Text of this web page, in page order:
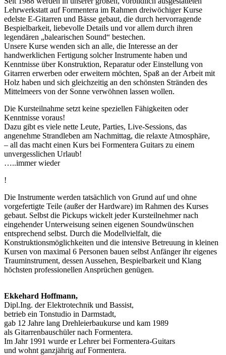
Lehrwerkstatt auf Formentera im Rahmen dreiwöchiger Kurse
edelste E-Gitarren und Bässe gebaut, die durch hervorragende
Bespielbarkeit, liebevolle Details und vor allem durch ihren
legendären „balearischen Sound“ bestechen.
Unsere Kurse wenden sich an alle, die Interesse an der
handwerklichen Fertigung solcher Instrumente haben und
Kenntnisse über Konstruktion, Reparatur oder Einstellung von
Gitarren erwerben oder erweitern möchten, Spaß an der Arbeit mit
Holz haben und sich gleichzeitig an den schönsten Stränden des
Mittelmeers von der Sonne verwöhnen lassen wollen.
Die Kursteilnahme setzt keine speziellen Fähigkeiten oder
Kenntnisse voraus!
Dazu gibt es viele nette Leute, Parties, Live-Sessions, das
angenehme Strandleben am Nachmittag, die relaxte Atmosphäre,
– all das macht einen Kurs bei Formentera Guitars zu einem
unvergesslichen Urlaub!
…..immer wieder
!
Die Instrumente werden tatsächlich von Grund auf und ohne
vorgefertigte Teile (außer der Hardware) im Rahmen des Kurses
gebaut. Selbst die Pickups wickelt jeder Kursteilnehmer nach
eingehender Unterweisung seinen eigenen Soundwünschen
entsprechend selbst. Durch die Modellvielfalt, die
Konstruktionsmöglichkeiten und die intensive Betreuung in kleinen
Kursen von maximal 6 Personen bauen selbst Anfänger ihr eigenes
Trauminstrument, dessen Aussehen, Bespielbarkeit und Klang
höchsten professionellen Ansprüchen genügen.
Ekkehard Hoffmann,
Dipl.Ing. der Elektrotechnik und Bassist,
betrieb ein Tonstudio in Darmstadt,
gab 12 Jahre lang Drehleierbaukurse und kam 1989
als Gitarrenbauschüler nach Formentera.
Im Jahr 1991 wurde er Lehrer bei Formentera-Guitars
und wohnt ganzjährig auf Formentera.